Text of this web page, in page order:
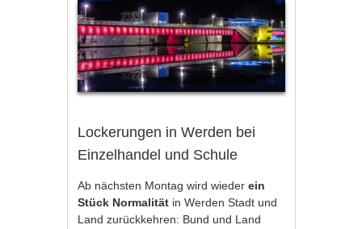
Lockerungen in Werden bei
Einzelhandel und Schule
Ab nächsten Montag wird wiederein
Stück Normalität in Werden Stadt und
Land zurückkehren: Bund und Land